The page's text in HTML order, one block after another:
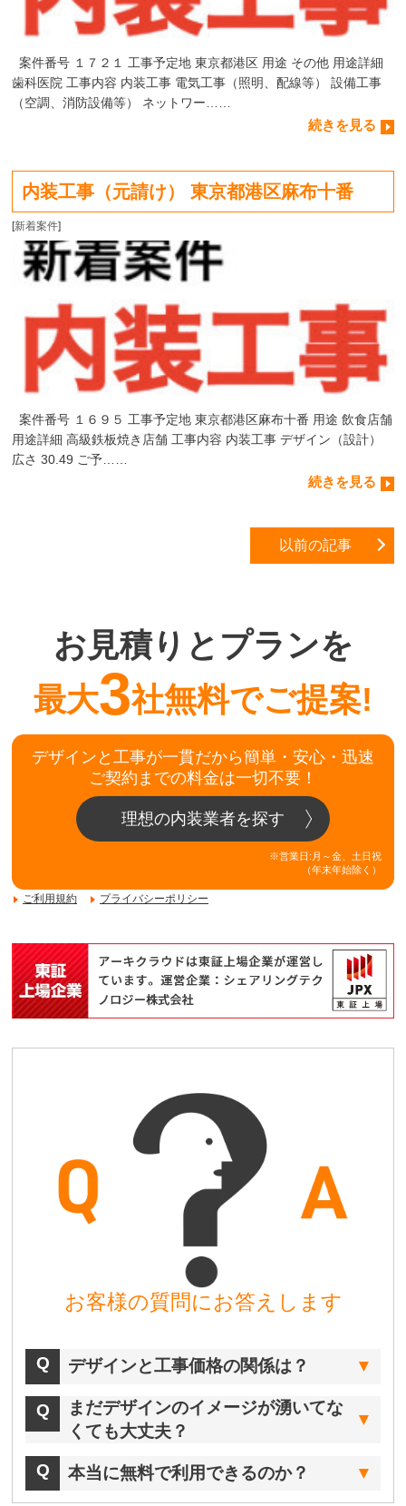
案件番号 １７２１ 工事予定地 東京都港区 用途 その他 用途詳細
歯科医院 工事内容 内装工事 電気工事（照明、配線等） 設備工事
（空調、消防設備等） ネットワー……
続きを見る
内装工事（元請け） 東京都港区麻布十番
[新着案件]
案件番号 １６９５ 工事予定地 東京都港区麻布十番 用途 飲食店舗
用途詳細 高級鉄板焼き店舗 工事内容 内装工事 デザイン（設計）
広さ 30.49 ご予……
続きを見る
以前の記事
お見積りとプランを
最大3社無料でご提案!
デザインと工事が一貫だから簡単・安心・迅速
ご契約までの料金は一切不要！
理想の内装業者を探す
※営業日:月～金、土日祝
（年末年始除く）
ご利用規約 プライバシーポリシー
お客様の質問にお答えします
デザインと工事価格の関係は？
まだデザインのイメージが湧いてな
くても大丈夫？
本当に無料で利用できるのか？